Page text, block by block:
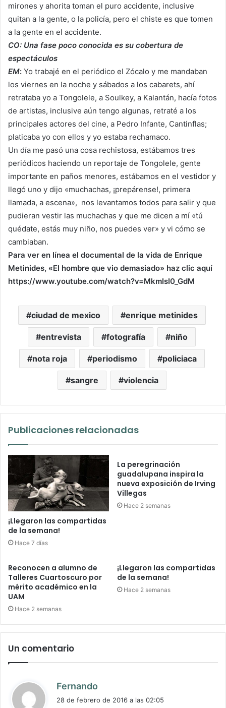
mirones y ahorita toman el puro accidente, inclusive
quitan a la gente, o la policía, pero el chiste es que tomen
a la gente en el accidente.
CO: Una fase poco conocida es su cobertura de
espectáculos
EM: Yo trabajé en el periódico el Zócalo y me mandaban
los viernes en la noche y sábados a los cabarets, ahí
retrataba yo a Tongolele, a Soulkey, a Kalantán, hacía fotos
de artistas, inclusive aún tengo algunas, retraté a los
principales actores del cine, a Pedro Infante, Cantinflas;
platicaba yo con ellos y yo estaba rechamaco.
Un día me pasó una cosa rechistosa, estábamos tres
periódicos haciendo un reportaje de Tongolele, gente
importante en paños menores, estábamos en el vestidor y
llegó uno y dijo «muchachas, ¡prepárense!, primera
llamada, a escena», nos levantamos todos para salir y que
pudieran vestir las muchachas y que me dicen a mí «tú
quédate, estás muy niño, nos puedes ver» y vi cómo se
cambiaban.
Para ver en línea el documental de la vida de Enrique
https://www.youtube.com/watch?v=MkmIsI0_GdM
ciudad de mexico enrique metinides
entrevista fotografía niño
nota roja periodismo policiaca
sangre violencia
Publicaciones relacionadas
¡Llegaron las compartidas
de la semana!
Hace 7 días
La peregrinación
guadalupana inspira la
nueva exposición de Irving
Villegas
Hace 2 semanas
Reconocen a alumno de
Talleres Cuartoscuro por
mérito académico en la
UAM
Hace 2 semanas
¡Llegaron las compartidas
de la semana!
Hace 2 semanas
Un comentario
Fernando
28 de febrero de 2016 a las 02:05